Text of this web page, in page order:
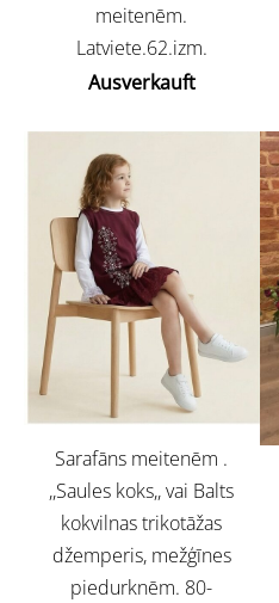
meitenēm.
Latviete.62.izm.
Ausverkauft
Sarafāns meitenēm .
,,Saules koks,, vai Balts
kokvilnas trikotāžas
džemperis, mežģīnes
piedurknēm. 80-